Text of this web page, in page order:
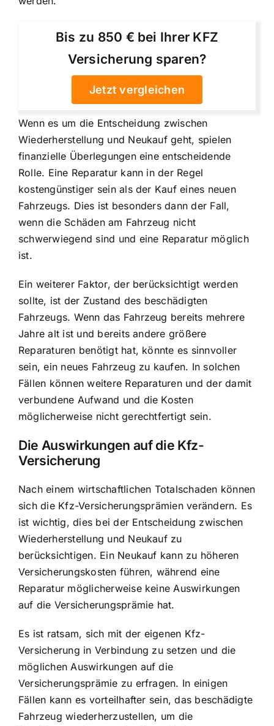
Bis zu 850 € bei Ihrer KFZ
Versicherung sparen?
Jetzt vergleichen
Wenn es um die Entscheidung zwischen
Wiederherstellung und Neukauf geht, spielen
finanzielle Überlegungen eine entscheidende
Rolle. Eine Reparatur kann in der Regel
kostengünstiger sein als der Kauf eines neuen
Fahrzeugs. Dies ist besonders dann der Fall,
wenn die Schäden am Fahrzeug nicht
schwerwiegend sind und eine Reparatur möglich
ist.
Ein weiterer Faktor, der berücksichtigt werden
sollte, ist der Zustand des beschädigten
Fahrzeugs. Wenn das Fahrzeug bereits mehrere
Jahre alt ist und bereits andere größere
Reparaturen benötigt hat, könnte es sinnvoller
sein, ein neues Fahrzeug zu kaufen. In solchen
Fällen können weitere Reparaturen und der damit
verbundene Aufwand und die Kosten
möglicherweise nicht gerechtfertigt sein.
Die Auswirkungen auf die Kfz-
Versicherung
Nach einem wirtschaftlichen Totalschaden können
sich die Kfz-Versicherungsprämien verändern. Es
ist wichtig, dies bei der Entscheidung zwischen
Wiederherstellung und Neukauf zu
berücksichtigen. Ein Neukauf kann zu höheren
Versicherungskosten führen, während eine
Reparatur möglicherweise keine Auswirkungen
auf die Versicherungsprämie hat.
Es ist ratsam, sich mit der eigenen Kfz-
Versicherung in Verbindung zu setzen und die
möglichen Auswirkungen auf die
Versicherungsprämie zu erfragen. In einigen
Fällen kann es vorteilhafter sein, das beschädigte
Fahrzeug wiederherzustellen, um die